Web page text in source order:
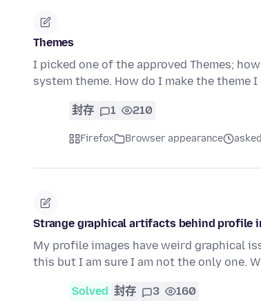
Themes
I picked one of the approved Themes;
system theme. How do I make the theme
封存 1 210
Firefox Browser appearance
Strange graphical artifacts behind profile
My profile images have weird graphical
this but I am sure I am not the only one.
Solved 封存 3 160